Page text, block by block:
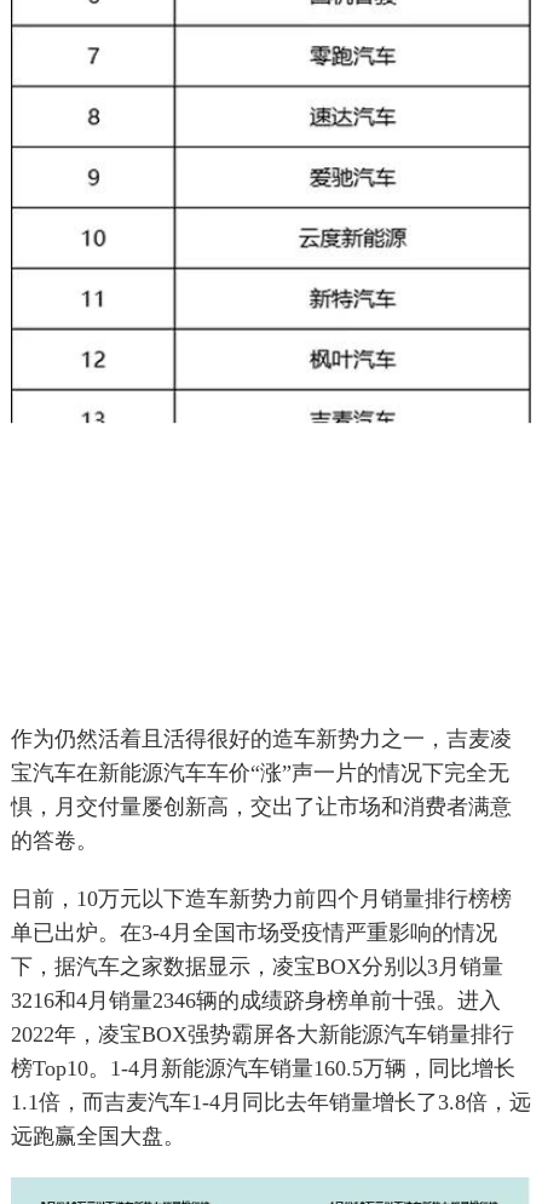
作为仍然活着且活得很好的造车新势力之一，吉麦凌
宝汽车在新能源汽车车价“涨”声一片的情况下完全无
惧，月交付量屡创新高，交出了让市场和消费者满意
的答卷。
日前，10万元以下造车新势力前四个月销量排行榜榜
单已出炉。在3-4月全国市场受疫情严重影响的情况
下，据汽车之家数据显示，凌宝BOX分别以3月销量
3216和4月销量2346辆的成绩跻身榜单前十强。进入
2022年，凌宝BOX强势霸屏各大新能源汽车销量排行
榜Top10。1-4月新能源汽车销量160.5万辆，同比增长
1.1倍，而吉麦汽车1-4月同比去年销量增长了3.8倍，远
远跑赢全国大盘。